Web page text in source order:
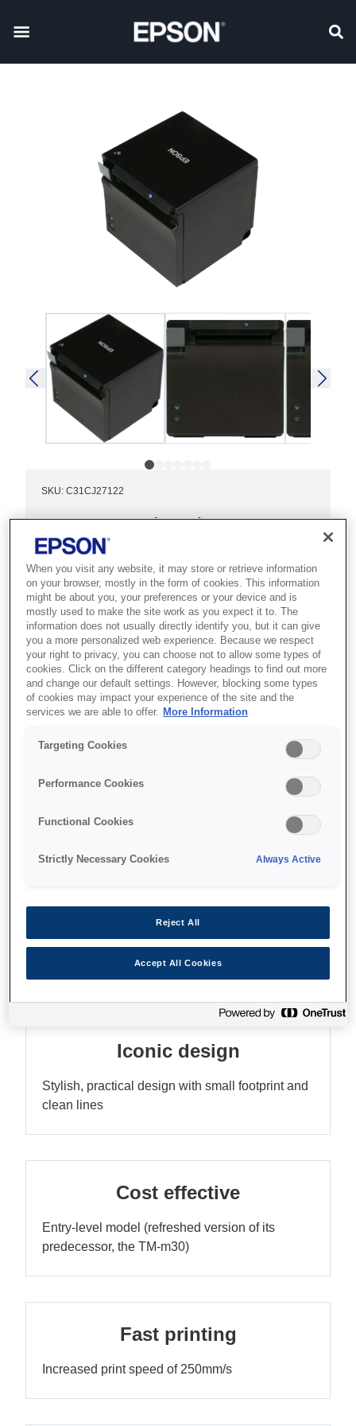
SKU: C31CJ27122
TM-m30II (122): USB +
Ethernet + NES, Black,
PS, EU
Best for modern POS environments
that need a compact, connected
receipt printer with smart device
support.
Small footprint
Enhanced connectivity
Функції
Iconic design
Stylish, practical design with small footprint and
clean lines
Cost effective
Entry-level model (refreshed version of its
predecessor, the TM-m30)
Fast printing
Increased print speed of 250mm/s
When you visit any website, it may store or retrieve information
on your browser, mostly in the form of cookies. This information
might be about you, your preferences or your device and is
mostly used to make the site work as you expect it to. The
information does not usually directly identify you, but it can give
you a more personalized web experience. Because we respect
your right to privacy, you can choose not to allow some types of
cookies. Click on the different category headings to find out more
and change our default settings. However, blocking some types
of cookies may impact your experience of the site and the
services we are able to offer.
More Information
Targeting Cookies
Performance Cookies
Functional Cookies
Strictly Necessary Cookies Always Active
Reject All
Accept All Cookies